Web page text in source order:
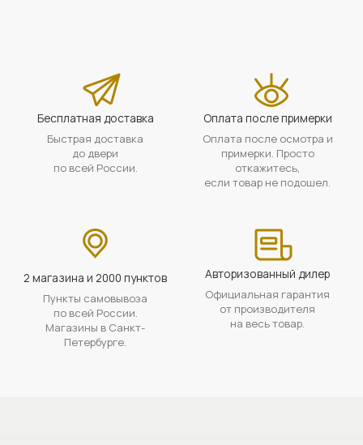
Бесплатная доставка
Быстрая доставка
до двери
по всей России.
Оплата после примерки
Оплата после осмотра и
примерки. Просто
откажитесь,
если товар не подошел.
2 магазина и 2000 пунктов
Пункты самовывоза
по всей России.
Магазины в Санкт-
Петербурге.
Авторизованный дилер
Официальная гарантия
от производителя
на весь товар.